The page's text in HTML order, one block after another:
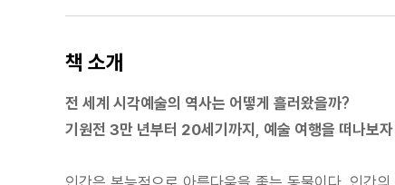
책 소개
전 세계 시각예술의 역사는 어떻게 흘러왔을까?
기원전 3만 년부터 20세기까지, 예술 여행을 떠나보